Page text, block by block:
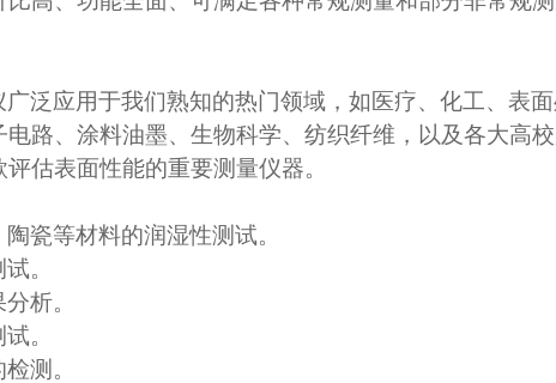
泛应用于我们熟知的热门领域，如医疗、化工、表
电路、涂料油墨、生物科学、纺织纤维，以及各大高
估表面性能的重要测量仪器。
瓷等材料的润湿性测试。
。
析。
。
测。